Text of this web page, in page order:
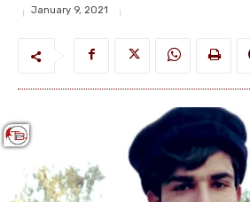
January 9, 2021